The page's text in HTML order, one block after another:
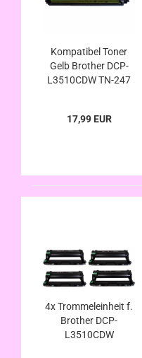
Kompatibel Toner
Gelb Brother DCP-
L3510CDW TN-247
17,99 EUR
4x Trommeleinheit f.
Brother DCP-
L3510CDW